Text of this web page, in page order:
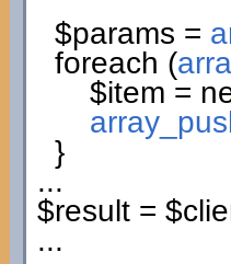
$params =
foreach (
$item =
}
...
$result=
...